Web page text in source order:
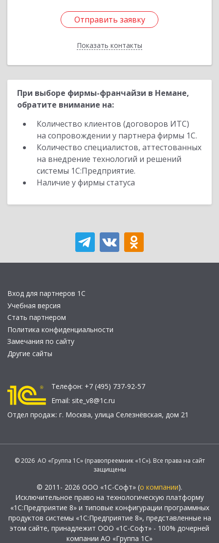
Отправить заявку
Показать контакты
Отправить заявку
Назад
При выборе фирмы-франчайзи в Немане,
обратите внимание на:
Количество клиентов (договоров ИТС)
на сопровождении у партнера фирмы 1С.
Количество специалистов, аттестованных
на внедрение технологий и решений
системы 1С:Предприятие.
Наличие у фирмы статуса
Вход для партнеров 1С
Учебная версия
Стать партнером
Политика конфиденциальности
Замечания по сайту
Другие сайты
Телефон: +7 (495) 737-92-57
Email: site_v8@1c.ru
Отдел продаж: г. Москва, улица Селезнёвская, дом 21
© 2026 АО «Группа 1С» (правопреемник «1С»). Все права на сайт
защищены
© 2011- 2026 ООО «1С-Софт» (о компании).
Исключительное право на технологическую платформу
«1С:Предприятие 8» и типовые конфигурации программных
продуктов системы «1С:Предприятие 8», представленные на
этом сайте, принадлежит ООО «1С-Софт» - 100% дочерней
компании АО «Группа 1С»